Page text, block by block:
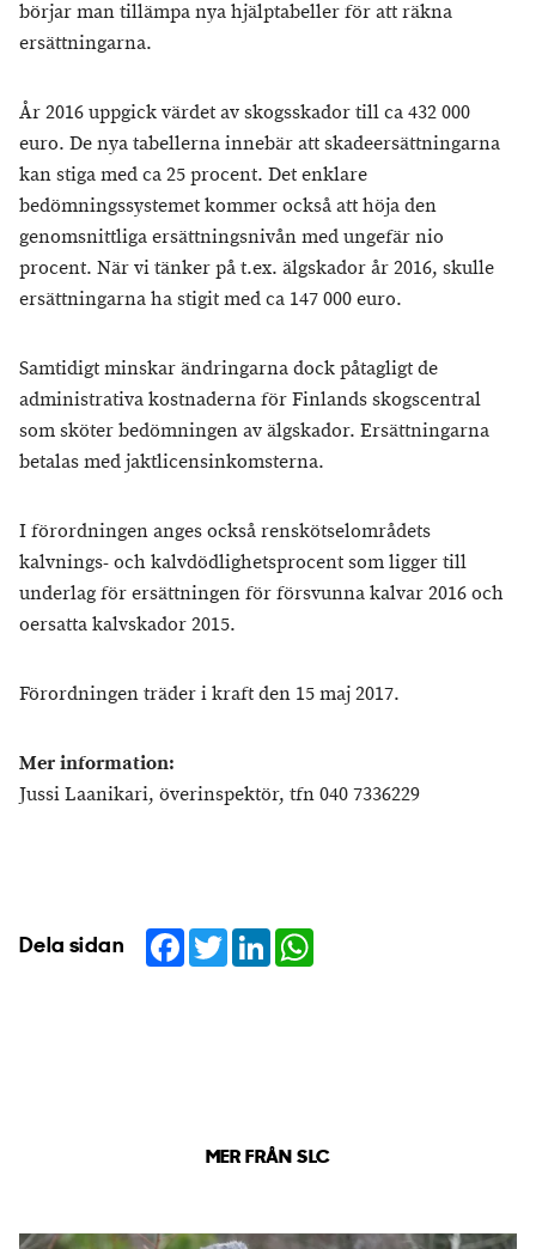
börjar man tillämpa nya hjälptabeller för att räkna
ersättningarna.
År 2016 uppgick värdet av skogsskador till ca 432 000
euro. De nya tabellerna innebär att skadeersättningarna
kan stiga med ca 25 procent. Det enklare
bedömningssystemet kommer också att höja den
genomsnittliga ersättningsnivån med ungefär nio
procent. När vi tänker på t.ex. älgskador år 2016, skulle
ersättningarna ha stigit med ca 147 000 euro.
Samtidigt minskar ändringarna dock påtagligt de
administrativa kostnaderna för Finlands skogscentral
som sköter bedömningen av älgskador. Ersättningarna
betalas med jaktlicensinkomsterna.
I förordningen anges också renskötselområdets
kalvnings- och kalvdödlighetsprocent som ligger till
underlag för ersättningen för försvunna kalvar 2016 och
oersatta kalvskador 2015.
Förordningen träder i kraft den 15 maj 2017.
Mer information:
Jussi Laanikari, överinspektör, tfn 040 7336229
Dela sidan Facebook
TwitterLinkedIn
MER FRÅN SLC